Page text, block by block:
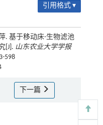
引用格式 ▾
. 基于移动床-生物滤池
[J]. 山东农业大学学报
598
下一篇